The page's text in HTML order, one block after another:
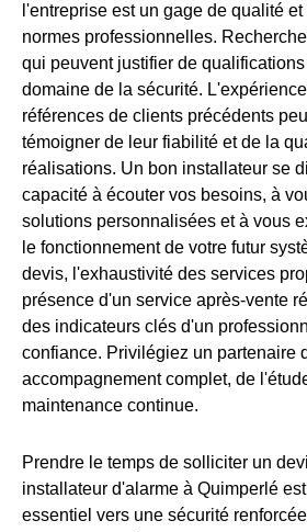
l'entreprise est un gage de qualité
normes professionnelles.
qui peuvent justifier de
domaine de la sécurité.
références de clients précédents
témoigner de leur fiabilité et de la
réalisations. Un bon installateur se
capacité à écouter vos besoins, à
solutions personnalisées et à vous
le fonctionnement de votre futur
devis, l'exhaustivité des services
présence d'un service après-vente
des indicateurs clés d'un
confiance. Privilégiez un partenaire
accompagnement complet, de
maintenance continue.
Prendre le temps de solliciter un
installateur d'alarme à Quimperlé
essentiel vers une sécurité